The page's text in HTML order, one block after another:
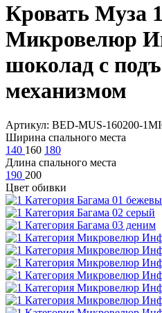
Кровать Муза
Микровелюр
шоколад с
механизмом
Артикул: BED-MUS-160200-
Ширина спального места
140 160 180
Длина спального места
190 200
Цвет обивки